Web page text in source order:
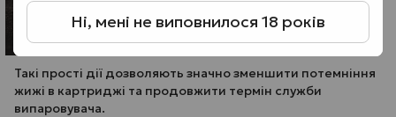
Ні, мені не виповнилося 18 років
Такі прості дії дозволяють значно зменшити потемніння
жижі в картриджі та продовжити термін служби
випаровувача.